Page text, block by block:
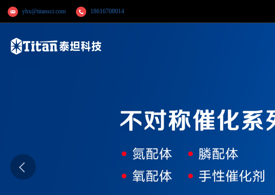
yhx@titansci.com 18616708014